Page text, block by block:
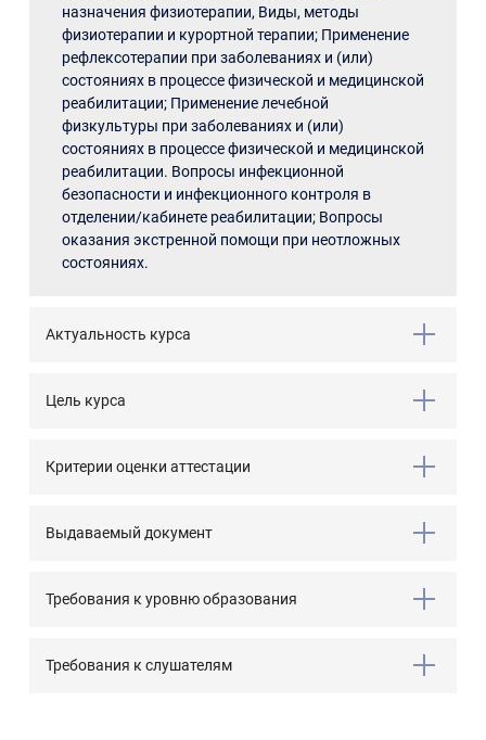
назначения физиотерапии, Виды, методы
физиотерапии и курортной терапии; Применение
рефлексотерапии при заболеваниях и (или)
состояниях в процессе физической и медицинской
реабилитации; Применение лечебной
физкультуры при заболеваниях и (или)
состояниях в процессе физической и медицинской
реабилитации. Вопросы инфекционной
безопасности и инфекционного контроля в
отделении/кабинете реабилитации; Вопросы
оказания экстренной помощи при неотложных
состояниях.
Актуальность курса
Цель курса
Критерии оценки аттестации
Выдаваемый документ
Требования к уровню образования
Требования к слушателям